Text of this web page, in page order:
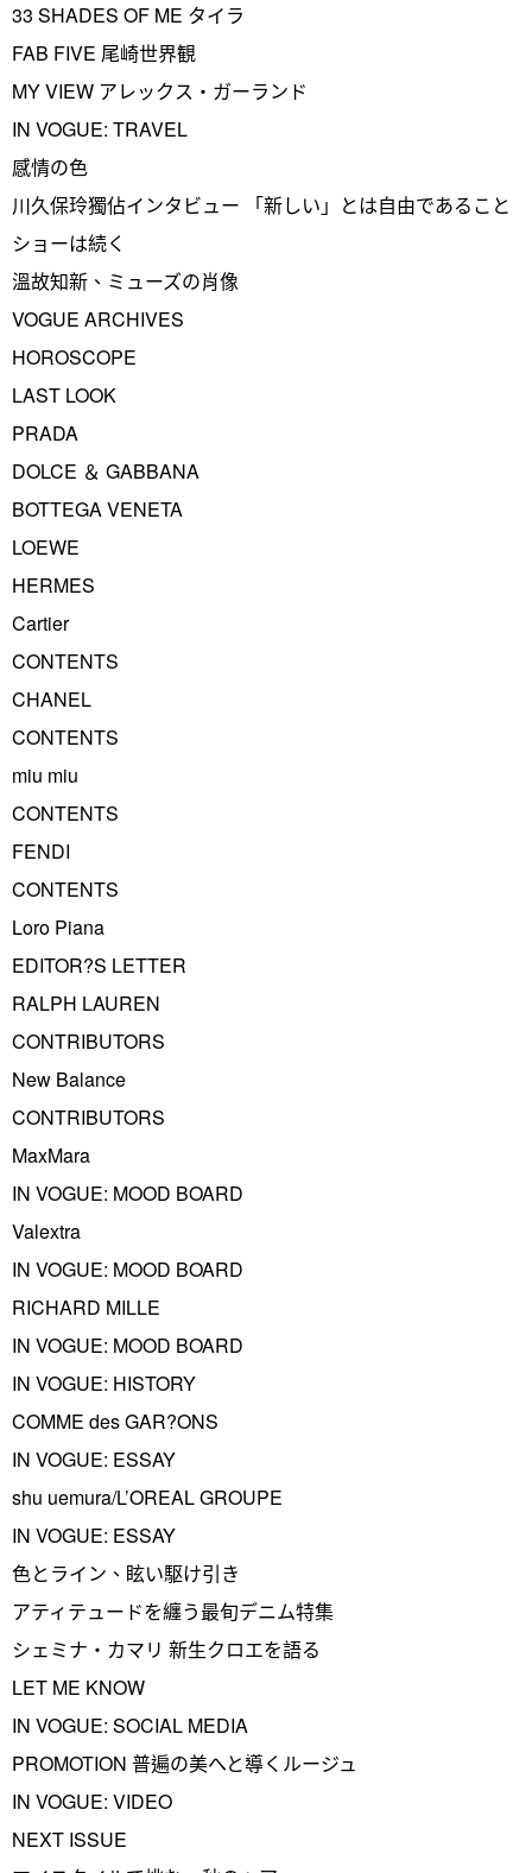
33 SHADES OF ME タイラ
FAB FIVE 尾崎世界観
MY VIEW アレックス・ガーランド
IN VOGUE: TRAVEL
感情の色
川久保玲獨佔インタビュー 「新しい」とは自由であること
ショーは続く
溫故知新、ミューズの肖像
VOGUE ARCHIVES
HOROSCOPE
LAST LOOK
PRADA
DOLCE ＆ GABBANA
BOTTEGA VENETA
LOEWE
HERMES
Cartier
CONTENTS
CHANEL
CONTENTS
miu miu
CONTENTS
FENDI
CONTENTS
Loro Piana
EDITOR?S LETTER
RALPH LAUREN
CONTRIBUTORS
New Balance
CONTRIBUTORS
MaxMara
IN VOGUE: MOOD BOARD
Valextra
IN VOGUE: MOOD BOARD
RICHARD MILLE
IN VOGUE: MOOD BOARD
IN VOGUE: HISTORY
COMME des GAR?ONS
IN VOGUE: ESSAY
shu uemura/L’OREAL GROUPE
IN VOGUE: ESSAY
色とライン、眩い駆け引き
アティテュードを纏う最旬デニム特集
シェミナ・カマリ 新生クロエを語る
LET ME KNOW
IN VOGUE: SOCIAL MEDIA
PROMOTION 普遍の美へと導くルージュ
IN VOGUE: VIDEO
NEXT ISSUE